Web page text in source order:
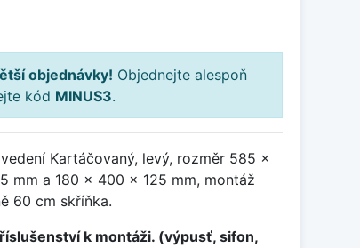
objednávky! Objednejte alespoň
kód MINUS3.
Kartáčovaný, levý, rozměr 585 x
mm a 180 x 400 x 125 mm, montáž
60 cm skříňka.
k montáži. (výpusť, sifon,